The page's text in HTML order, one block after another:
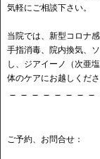
気軽にご相談下さい。
当院では、新型コロナ
手指消毒、院内換気、
し、ジアイーノ（次亜
体のケアにお越しくだ
－－－－－－－
ご予約、お問合せ：